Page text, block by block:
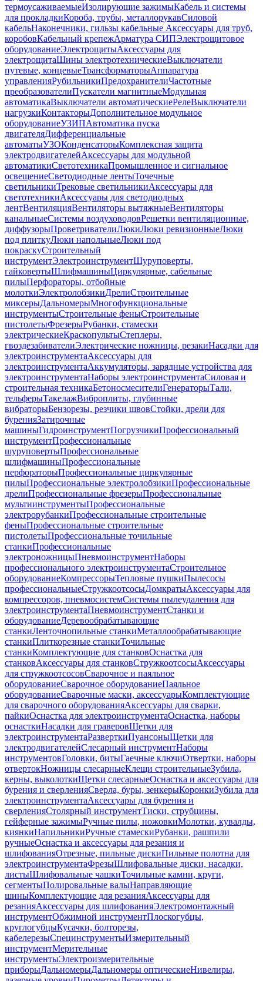
термоусаживаемыеИзолирующие зажимыКабель и системы
для прокладкиКороба, трубы, металлорукавСиловой
кабельНаконечники, гильзы кабельные Аксессуары для труб,
коробовКабельный крепежАрматура СИПЭлектрощитовое
оборудованиеЭлектрощитыАксессуары для
электрощитаШины электротехническиеВыключатели
путевые, концевыеТрансформаторыАппаратура
управленияРубильникиПредохранителиЧастотные
преобразователиПускатели магнитныеМодульная
автоматикаВыключатели автоматическиеРелеВыключатели
нагрузкиКонтакторыДополнительное модульное
оборудованиеУЗИПАвтоматика пуска
двигателяДифференциальные
автоматыУЗОКонденсаторыКомплексная защита
электродвигателейАксессуары для модульной
автоматикиСветотехникаПромышленное и сигнальное
освещениеСветодиодные лентыТочечные
светильникиТрековые светильникиАксессуары для
светотехникиАксессуары для светодиодных
лентВентиляцияВентиляторы вытяжныеВентиляторы
канальныеСистемы воздуховодовРешетки вентиляционные,
диффузорыПроветривателиЛюкиЛюки ревизионныеЛюки
под плиткуЛюки напольныеЛюки под
покраскуСтроительный
инструментЭлектроинструментШуруповерты,
гайковертыШлифмашиныЦиркулярные, сабельные
пилыПерфораторы, отбойные
молоткиЭлектролобзикиДрелиСтроительные
миксерыДальномерыМногофункциональные
инструментыСтроительные феныСтроительные
пистолетыФрезерыРубанки, стамески
электрическиеКраскопультыСтеплеры,
гвоздезабивателиЭлектрические ножницы, резакиНасадки для
электроинструментаАксессуары для
электроинструментаАккумуляторы, зарядные устройства для
электроинструментаНаборы электроинструментаСиловая и
строительная техникаБетоносмесителиГенераторыТали,
тельферыТакелажВиброплиты, глубинные
вибраторыБензорезы, резчики швовСтойки, дрели для
буренияЗатирочные
машиныГидроинструментПогрузчикиПрофессиональный
инструментПрофессиональные
шуруповертыПрофессиональные
шлифмашиныПрофессиональные
перфораторыПрофессиональные циркулярные
пилыПрофессиональные электролобзикиПрофессиональные
дрелиПрофессиональные фрезерыПрофессиональные
мультиинструментыПрофессиональные
электрорубанкиПрофессиональные строительные
феныПрофессиональные строительные
пистолетыПрофессиональные точильные
станкиПрофессиональные
электроножницыПневмоинструментНаборы
профессионального электроинструментаСтроительное
оборудованиеКомпрессорыТепловые пушкиПылесосы
профессиональныеСтружкоотсосыДомкратыАксессуары для
компрессоров, пневмосистемСистемы пылеудаления для
электроинструментаПневмоинструментСтанки и
оборудованиеДеревообрабатывающие
станкиЛенточнопильные станкиМеталлообрабатывающие
станкиПлиткорезные станкиТочильные
станкиКомплектующие для станковОснастка для
станковАксессуары для станковСтружкоотсосыАксессуары
для стружкоотсосовСварочное и паяльное
оборудованиеСварочное оборудованиеПаяльное
оборудованиеСварочные маски, аксессуарыКомплектующие
для сварочного оборудованияАксессуары для сварки,
пайкиОснастка для электроинструментаОснастка, наборы
оснасткиНасадки для граверовЩетки для
электроинструментаРазверткиПуансоныЩетки для
электродвигателейСлесарный инструментНаборы
инструментовГоловки, битыГаечные ключиОтвертки, наборы
отвертокНожницы слесарныеКлещи строительныеЗубила,
керны, выколоткиЩетки слесарныеОснастка и аксессуары для
бурения и сверленияСверла, буры, зенкерыКоронкиЗубила для
электроинструментаАксессуары для бурения и
сверленияСтолярный инструментТиски, струбцины,
гейферные зажимыРучные пилы, ножовкиМолотки, кувалды,
киянкиНапильникиРучные стамескиРубанки, рашпили
ручныеОснастка и аксессуары для резания и
шлифованияОтрезные, пильные дискиПильные полотна для
электроинструментаФрезыШлифовальные диски, насадки,
листыШлифовальные чашкиТочильные камни, круги,
сегментыПолировальные валыНаправляющие
шиныКомплектующие для резанияАксессуары для
резанияАксессуары для шлифованияЭлектромонтажный
инструментОбжимной инструментПлоскогубцы,
круглогубцыКусачки, болторезы,
кабелерезыСпецинструментыИзмерительный
инструментМерительные
инструментыЭлектроизмерительные
приборыДальномерыДальномеры оптическиеНивелиры,